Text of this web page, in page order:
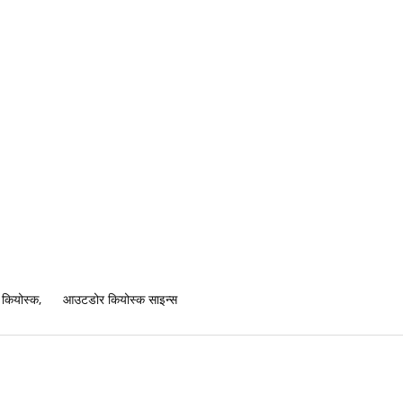
, आउटडोर कियोस्क साइन्स